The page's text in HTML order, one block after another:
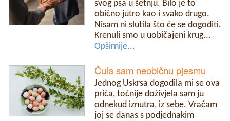
svog psa u šetnju. Bilo je to
obično jutro kao i svako drugo.
Nisam ni slutila što će se dogoditi.
Krenuli smo u uobičajeni krug...
Opširnije...
Čula sam neobičnu pjesmu
Jednog Uskrsa dogodila mi se ova
priča, točnije doživjela sam ju
odnekud iznutra, iz sebe. Vraćam
joj se danas s podjednakim